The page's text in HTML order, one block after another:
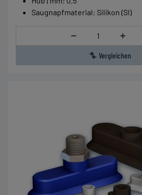
Saugnapfmaterial: Silikon (SI)
Menge
Vergleichen